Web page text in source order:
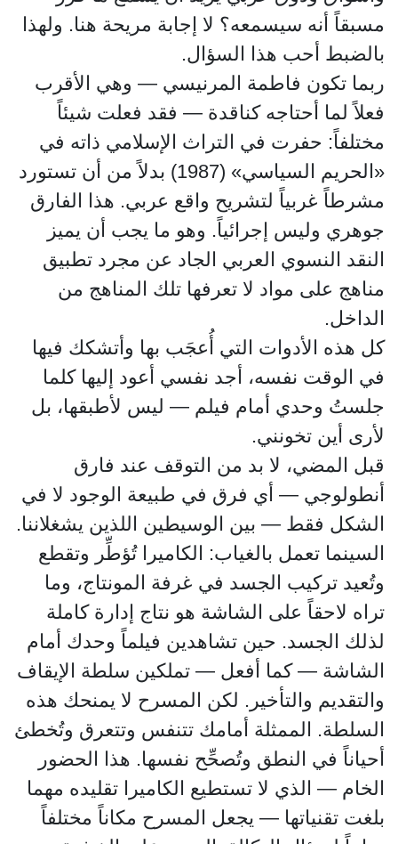
مسبقاً أنه سيسمعه؟ لا إجابة مريحة هنا. ولهذا
بالضبط أحب هذا السؤال.
ربما تكون فاطمة المرنيسي — وهي الأقرب
فعلاً لما أحتاجه كناقدة — فقد فعلت شيئاً
مختلفاً: حفرت في التراث الإسلامي ذاته في
«الحريم السياسي» (1987) بدلاً من أن تستورد
مشرطاً غربياً لتشريح واقع عربي. هذا الفارق
جوهري وليس إجرائياً. وهو ما يجب أن يميز
النقد النسوي العربي الجاد عن مجرد تطبيق
مناهج على مواد لا تعرفها تلك المناهج من
الداخل.
كل هذه الأدوات التي أُعجَب بها وأتشكك فيها
في الوقت نفسه، أجد نفسي أعود إليها كلما
جلستُ وحدي أمام فيلم — ليس لأطبقها، بل
لأرى أين تخونني.
قبل المضي، لا بد من التوقف عند فارق
أنطولوجي — أي فرق في طبيعة الوجود لا في
الشكل فقط — بين الوسيطين اللذين يشغلاننا.
السينما تعمل بالغياب: الكاميرا تُؤطِّر وتقطع
وتُعيد تركيب الجسد في غرفة المونتاج، وما
تراه لاحقاً على الشاشة هو نتاج إدارة كاملة
لذلك الجسد. حين تشاهدين فيلماً وحدك أمام
الشاشة — كما أفعل — تملكين سلطة الإيقاف
والتقديم والتأخير. لكن المسرح لا يمنحك هذه
السلطة. الممثلة أمامك تتنفس وتتعرق وتُخطئ
أحياناً في النطق وتُصحِّح نفسها. هذا الحضور
الخام — الذي لا تستطيع الكاميرا تقليده مهما
بلغت تقنياتها — يجعل المسرح مكاناً مختلفاً